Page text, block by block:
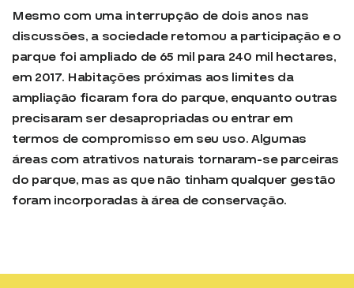
Mesmo com uma interrupção de dois anos nas
discussões, a sociedade retomou a participação e o
parque foi ampliado de 65 mil para 240 mil hectares,
em 2017. Habitações próximas aos limites da
ampliação ficaram fora do parque, enquanto outras
precisaram ser desapropriadas ou entrar em
termos de compromisso em seu uso. Algumas
áreas com atrativos naturais tornaram-se parceiras
do parque, mas as que não tinham qualquer gestão
foram incorporadas à área de conservação.